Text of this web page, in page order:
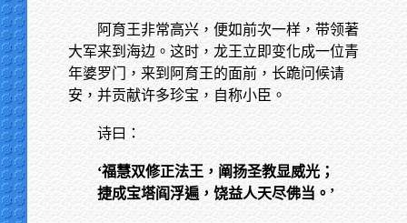
阿育王非常高兴，便如前次一样，带领著
大军来到海边。这时，龙王立即变化成一位青
年婆罗门，来到阿育王的面前，长跪问候请
安，并贡献许多珍宝，自称小臣。
诗曰：
‘福慧双修正法王，阐扬圣教显威光；
捷成宝塔阎浮遍，饶益人天尽佛当。’